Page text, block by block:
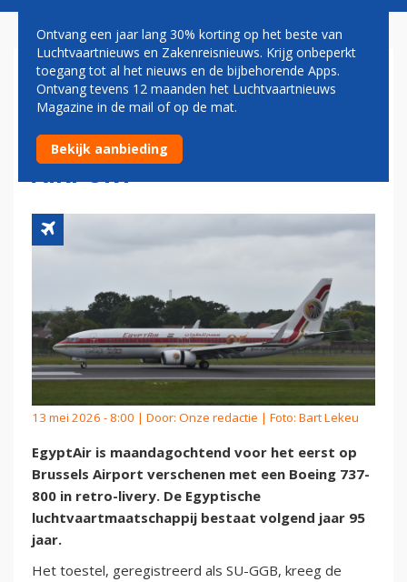
BOEING 737-800 VAN
EGYPTAIR MAAKT DEBUUT IN
RETRO-LIVERY OP BRUSSELS
AIRPORT
13 mei 2026 - 8:00 | Door: Onze redactie | Foto: Bart Lekeu
EgyptAir is maandagochtend voor het eerst op
Brussels Airport verschenen met een Boeing 737-
800 in retro-livery. De Egyptische
luchtvaartmaatschappij bestaat volgend jaar 95
jaar.
Het toestel, geregistreerd als SU-GGB, kreeg de
Ontvang een jaar lang 30% korting op het beste van
Luchtvaartnieuws en Zakenreisnieuws. Krijg onbeperkt
toegang tot al het nieuws en de bijbehorende Apps.
Ontvang tevens 12 maanden het Luchtvaartnieuws
Magazine in de mail of op de mat.
Bekijk aanbieding